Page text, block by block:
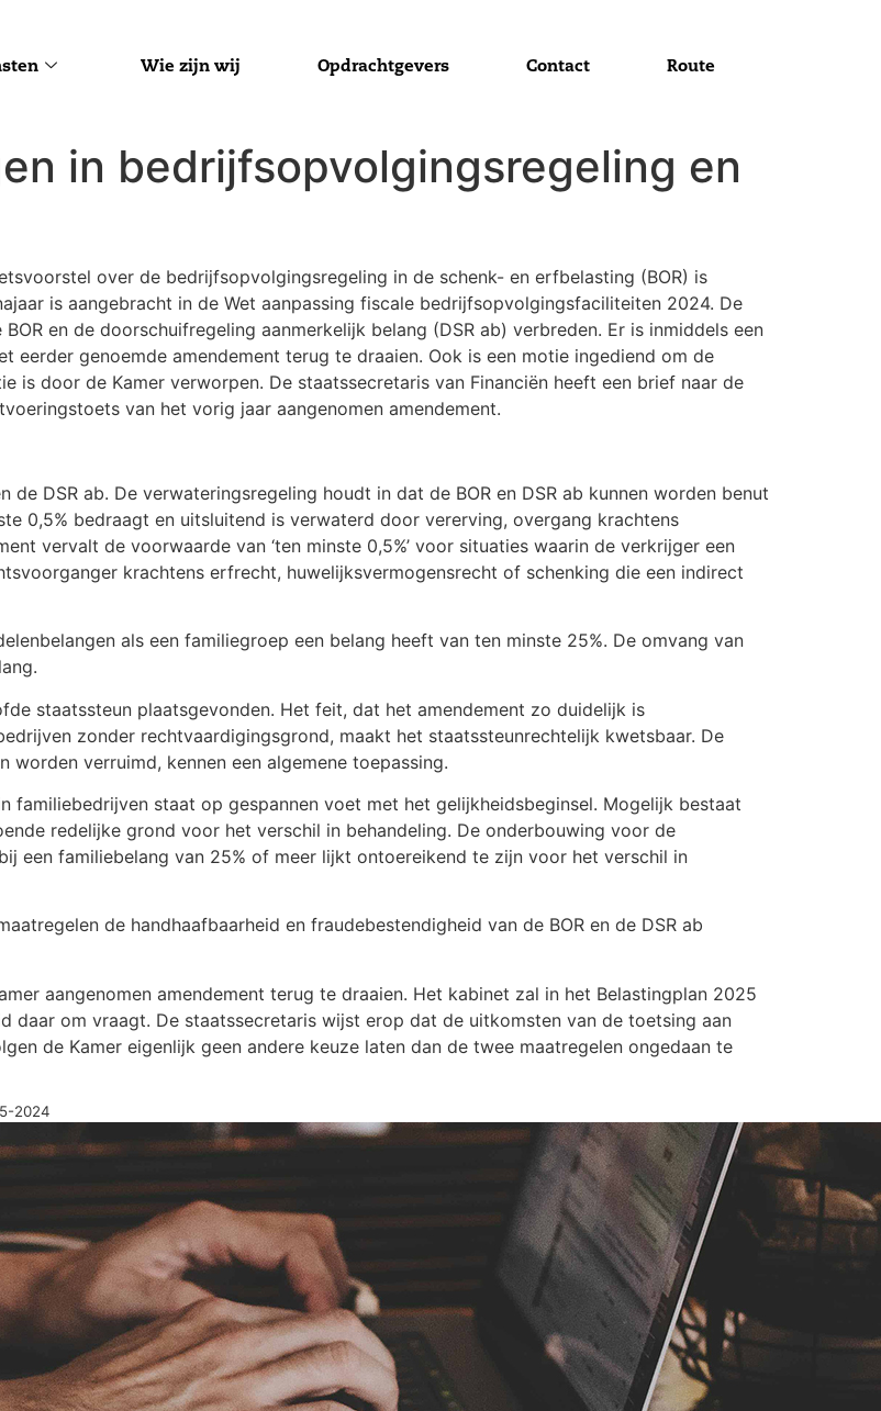
Wie zijn wij Opdrachtgevers Contact Route
in bedrijfsopvolgingsregeling en
over de bedrijfsopvolgingsregeling in de schenk- en erfbelasting (BOR) is
is aangebracht in de Wet aanpassing fiscale bedrijfsopvolgingsfaciliteiten 2024. De
en de doorschuifregeling aanmerkelijk belang (DSR ab) verbreden. Er is inmiddels een
genoemde amendement terug te draaien. Ook is een motie ingediend om de
is door de Kamer verworpen. De staatssecretaris van Financiën heeft een brief naar de
van het vorig jaar aangenomen amendement.
de DSR ab. De verwateringsregeling houdt in dat de BOR en DSR ab kunnen worden benut
0,5% bedraagt en uitsluitend is verwaterd door vererving, overgang krachtens
vervalt de voorwaarde van ‘ten minste 0,5%’ voor situaties waarin de verkrijger een
krachtens erfrecht, huwelijksvermogensrecht of schenking die een indirect
als een familiegroep een belang heeft van ten minste 25%. De omvang van
staatssteun plaatsgevonden. Het feit, dat het amendement zo duidelijk is
zonder rechtvaardigingsgrond, maakt het staatssteunrechtelijk kwetsbaar. De
verruimd, kennen een algemene toepassing.
familiebedrijven staat op gespannen voet met het gelijkheidsbeginsel. Mogelijk bestaat
redelijke grond voor het verschil in behandeling. De onderbouwing voor de
een familiebelang van 25% of meer lijkt ontoereikend te zijn voor het verschil in
de handhaafbaarheid en fraudebestendigheid van de BOR en de DSR ab
aangenomen amendement terug te draaien. Het kabinet zal in het Belastingplan 2025
daar om vraagt. De staatssecretaris wijst erop dat de uitkomsten van de toetsing aan
de Kamer eigenlijk geen andere keuze laten dan de twee maatregelen ongedaan te
2024